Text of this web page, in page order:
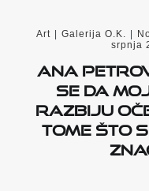
Art Galerija O.K.
srpnja
Ana
se da
razbiju
tome što